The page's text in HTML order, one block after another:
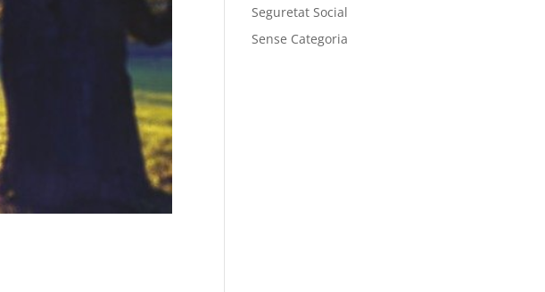
Seguretat Social
Sense Categoria